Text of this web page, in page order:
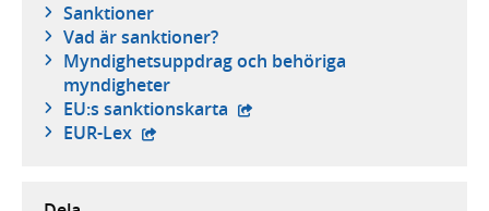
Sanktioner
Vad är sanktioner?
Myndighetsuppdrag och behöriga
myndigheter
EU:s sanktionskarta - extern webbplats,
EUR-Lex - extern webbplats,